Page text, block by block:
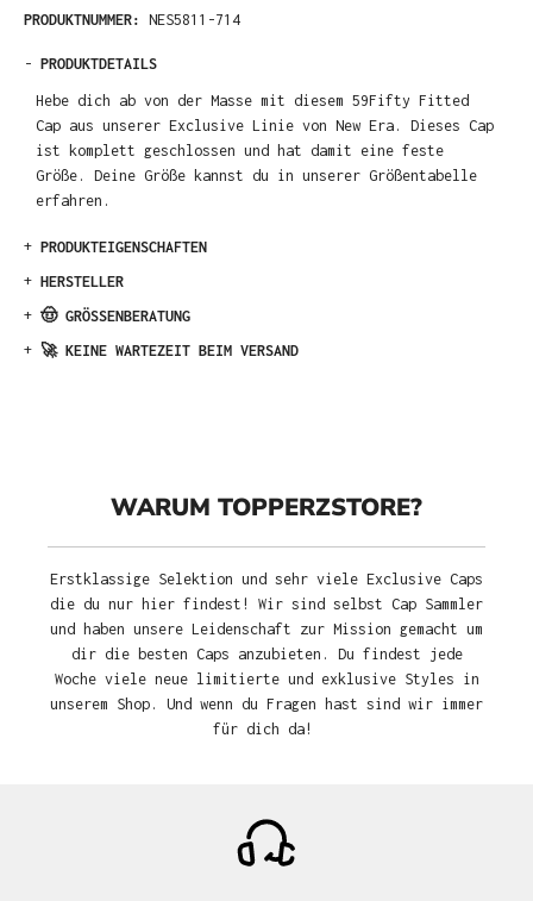
PRODUKTNUMMER: NES5811-714
- PRODUKTDETAILS
Hebe dich ab von der Masse mit diesem 59Fifty Fitted
Cap aus unserer Exclusive Linie von New Era. Dieses Cap
ist komplett geschlossen und hat damit eine feste
Größe. Deine Größe kannst du in unserer Größentabelle
erfahren.
+ PRODUKTEIGENSCHAFTEN
+ HERSTELLER
+ 🤠 GRÖSSENBERATUNG
+ 🚀 KEINE WARTEZEIT BEIM VERSAND
WARUM TOPPERZSTORE?
Erstklassige Selektion und sehr viele Exclusive Caps
die du nur hier findest! Wir sind selbst Cap Sammler
und haben unsere Leidenschaft zur Mission gemacht um
dir die besten Caps anzubieten. Du findest jede
Woche viele neue limitierte und exklusive Styles in
unserem Shop. Und wenn du Fragen hast sind wir immer
für dich da!